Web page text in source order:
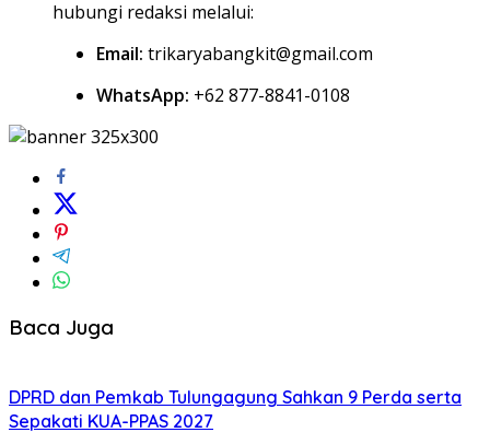
hubungi redaksi melalui:
Email: trikaryabangkit@gmail.com
WhatsApp: +62 877-8841-0108
Baca Juga
DPRD dan Pemkab Tulungagung Sahkan 9 Perda serta
Sepakati KUA-PPAS 2027